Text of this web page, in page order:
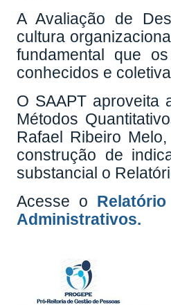
A Avaliação de
cultura
fundamental que
conhecidos e
O SAAPT aproveita
Métodos
Rafael Ribeiro
construção de
substancial o
Acesse o
Administrativos.